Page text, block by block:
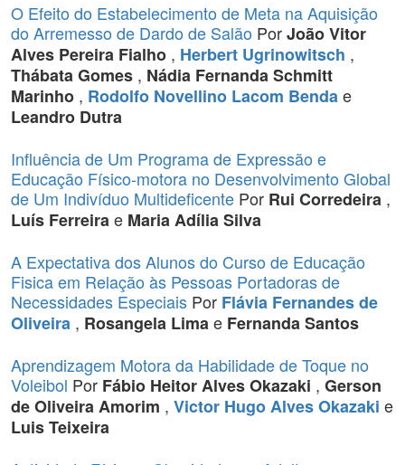
O Efeito do Estabelecimento de Meta na Aquisição
do Arremesso de Dardo de Salão PorJoão Vitor
Alves Pereira Fialho , Herbert Ugrinowitsch ,
Thábata Gomes , Nádia Fernanda Schmitt
Marinho , Rodolfo Novellino Lacom Bendae
Leandro Dutra
Influência de Um Programa de Expressão e
Educação Físico-motora no Desenvolvimento Global
de Um Indivíduo Multideficente Por Rui Corredeira ,
Luís Ferreirae Maria Adília Silva
A Expectativa dos Alunos do Curso de Educação
Fisica em Relação às Pessoas Portadoras de
Necessidades Especiais Por Flávia Fernandes de
Oliveira , Rosangela Limae Fernanda Santos
Aprendizagem Motora da Habilidade de Toque no
Voleibol Por Fábio Heitor Alves Okazaki , Gerson
de Oliveira Amorim , Victor Hugo Alves Okazaki e
Luis Teixeira